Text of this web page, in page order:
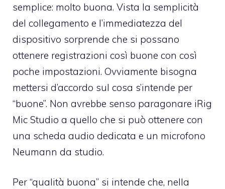
semplice: molto buona. Vista la semplicità
del collegamento e l’immediatezza del
dispositivo sorprende che si possano
ottenere registrazioni così buone con così
poche impostazioni. Ovviamente bisogna
mettersi d’accordo sul cosa s’intende per
“buone”. Non avrebbe senso paragonare iRig
Mic Studio a quello che si può ottenere con
una scheda audio dedicata e un microfono
Neumann da studio.
Per “qualità buona” si intende che, nella